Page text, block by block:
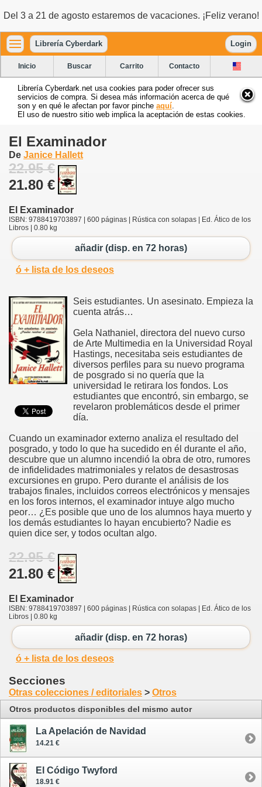
Del 3 a 21 de agosto estaremos de vacaciones. ¡Feliz verano!
Librería Cyberdark Login
Inicio Buscar Carrito Contacto
Librería Cyberdark.net usa cookies para poder ofrecer sus
servicios de compra. Si desea más información acerca de qué
son y en qué le afectan por favor pinche aquí
El uso de nuestro sitio web implica la aceptación de estas cookies.
El Examinador
De Janice Hallett
22.95 €
21.80 €
El Examinador
ISBN: 9788419703897 | 600 páginas | Rústica con solapas | Ed. Ático de los
Libros | 0.80 kg
añadir (disp. en 72 horas)
ó + lista de los deseos
Seis estudiantes. Un asesinato. Empieza la
cuenta atrás…
Gela Nathaniel, directora del nuevo curso
de Arte Multimedia en la Universidad Royal
Hastings, necesitaba seis estudiantes de
diversos perfiles para su nuevo programa
de posgrado si no quería que la
universidad le retirara los fondos. Los
estudiantes que encontró, sin embargo, se
revelaron problemáticos desde el primer
día.
Cuando un examinador externo analiza el resultado del
posgrado, y todo lo que ha sucedido en él durante el año,
descubre que un alumno incendió la obra de otro, rumores
de infidelidades matrimoniales y relatos de desastrosas
excursiones en grupo. Pero durante el análisis de los
trabajos finales, incluidos correos electrónicos y mensajes
en los foros internos, el examinador intuye algo mucho
peor… ¿Es posible que uno de los alumnos haya muerto y
los demás estudiantes lo hayan encubierto? Nadie es
quien dice ser, y todos ocultan algo.
22.95 €
21.80 €
El Examinador
ISBN: 9788419703897 | 600 páginas | Rústica con solapas | Ed. Ático de los
Libros | 0.80 kg
añadir (disp. en 72 horas)
ó + lista de los deseos
Secciones
Otras colecciones / editoriales > Otros
Otros productos disponibles del mismo autor
La Apelación de Navidad
14.21 €
El Código Twyford
18.91 €